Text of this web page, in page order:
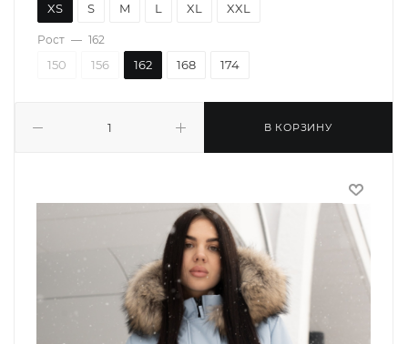
В КОРЗИНУ
XS S M L XL XXL
Рост — 162
150 156 162 168 174